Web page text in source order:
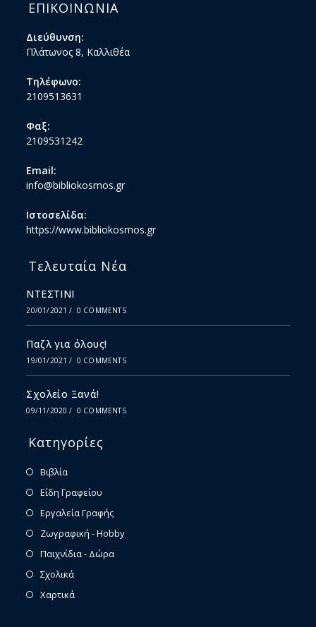
ΕΠΙΚΟΙΝΩΝΙΑ
Διεύθυνση:
Πλάτωνος 8, Καλλιθέα
Τηλέφωνο:
2109513631
Φαξ:
2109531242
Email:
info@bibliokosmos.gr
Ιστοσελίδα:
https://www.bibliokosmos.gr
Τελευταία Νέα
ΝΤΕΣΤΙΝΙ
20/01/2021 / 0 COMMENTS
Παζλ για όλους!
19/01/2021 / 0 COMMENTS
Σχολείο Ξανά!
09/11/2020 / 0 COMMENTS
Κατηγορίες
Βιβλία
Είδη Γραφείου
Εργαλεία Γραφής
Ζωγραφική - Hobby
Παιχνίδια - Δώρα
Σχολικά
Χαρτικά